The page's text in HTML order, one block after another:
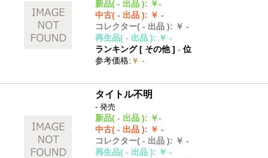
新品( - 出品 ): ￥-
中古( - 出品 ): ￥ -
コレクター( - 出品 ): ￥ -
再生品( - 出品 ): ￥ -
ランキング [ その他]- 位
参考価格: ￥ -
タイトル不明
- 発売
新品( - 出品 ): ￥-
中古( - 出品 ): ￥ -
コレクター( - 出品 ): ￥ -
再生品( - 出品 ): ￥ -